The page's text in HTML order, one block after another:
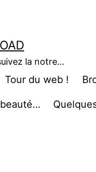
la notre…
Tour du web !